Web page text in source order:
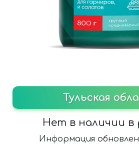
Тульская
Нет в наличии в
Информация